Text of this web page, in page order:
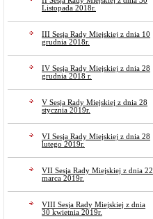
Listopada 2018r.
III Sesja Rady Miejskiej z dnia 10
grudnia 2018r.
IV Sesja Rady Miejskiej z dnia 28
grudnia 2018 r.
V Sesja Rady Miejskiej z dnia 28
stycznia 2019r.
VI Sesja Rady Miejskiej z dnia 28
lutego 2019r.
VII Sesja Rady Miejskiej z dnia 22
marca 2019r.
VIII Sesja Rady Miejskiej z dnia
30 kwietnia 2019r.